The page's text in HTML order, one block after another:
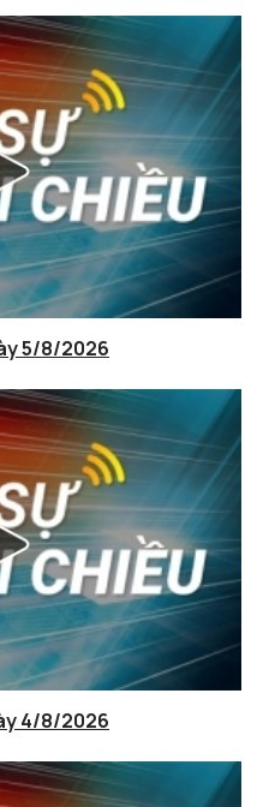
5/8/2026
4/8/2026